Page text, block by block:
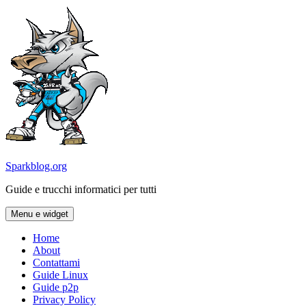
contenuto
Sparkblog.org
Guide e trucchi informatici per tutti
Menu e widget
Home
About
Contattami
Guide Linux
Guide p2p
Privacy Policy